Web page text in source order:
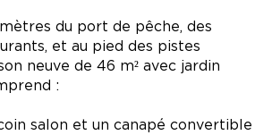
du port de pêche, des
et au pied des pistes
neuve de 46 m² avec jardin
:
salon et un canapé convertible